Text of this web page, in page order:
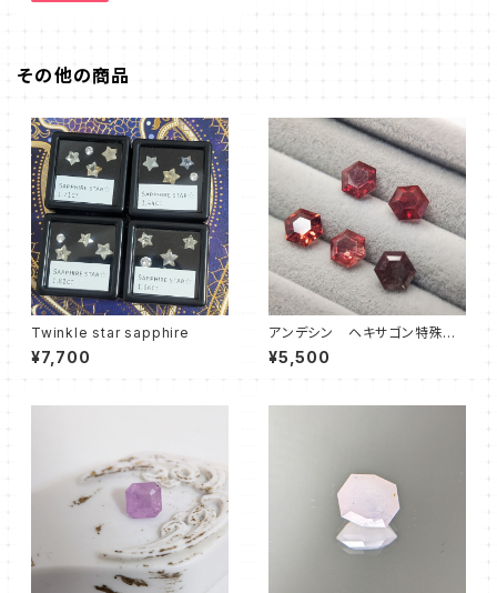
その他の商品
Twinkle star sapphire
¥7,700
アンデシン ヘキサゴン特殊カ
ット
¥5,500